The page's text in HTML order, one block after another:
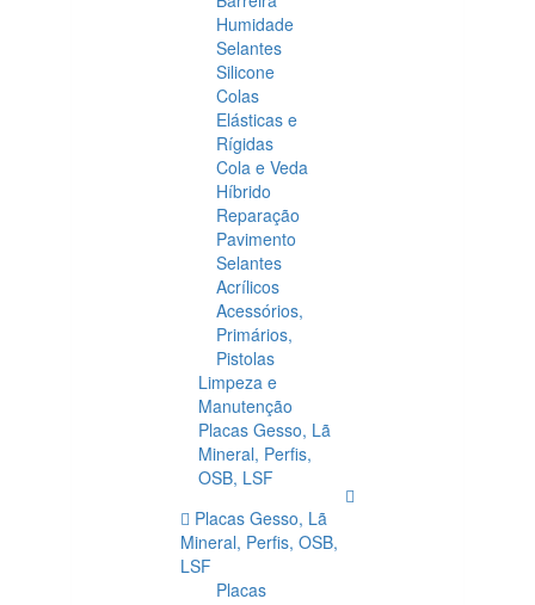
Humidade
Selantes
Silicone
Colas
Elásticas e
Rígidas
Cola e Veda
Híbrido
Reparação
Pavimento
Selantes
Acrílicos
Acessórios,
Primários,
Pistolas
Limpeza e
Manutenção
Placas Gesso, Lã
Mineral, Perfis,
OSB, LSF
Placas Gesso, Lã
Mineral, Perfis, OSB,
LSF
Placas